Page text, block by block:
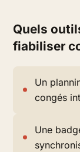
Quels
fiabiliser
Un
congés
Une